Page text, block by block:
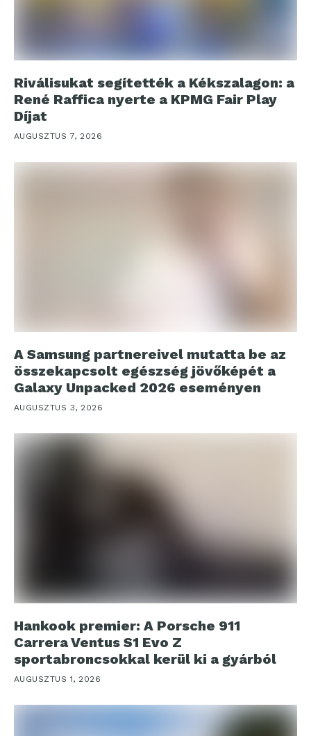
Riválisukat segítették a Kékszalagon: a
René Raffica nyerte a KPMG Fair Play
Díjat
AUGUSZTUS 7, 2026
A Samsung partnereivel mutatta be az
összekapcsolt egészség jövőképét a
Galaxy Unpacked 2026 eseményen
AUGUSZTUS 3, 2026
Hankook premier: A Porsche 911
Carrera Ventus S1 Evo Z
sportabroncsokkal kerül ki a gyárból
AUGUSZTUS 1, 2026